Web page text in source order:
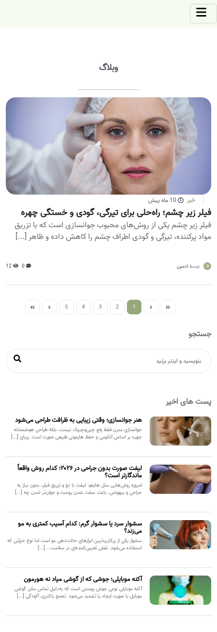
وبلاگ
خبر 10 ماه پیش
فیلر زیر چشم؛ راه‌حلی برای تیرگی، گودی و خستگی چهره
فیلر زیر چشم یکی از روش‌های محبوب جوانسازی است که با تزریق
مواد پرکننده، تیرگی و گودی اطراف چشم را کاهش داده و ظاهر [...]
a توسط ادمین 0
12
1
2
3
4
5
جستجو
پست های اخیر
هنر جوانسازی؛ وقتی زیبایی به ظرافت طراحی می‌شود
جوانسازی مدرن فقط رفع چین‌وچروک نیست، بلکه طراحی هوشمندانه
چهره بر اساس آناتومی و حفظ هارمونی طبیعی صورت است. زیبای [...]
لیفت صورت بدون جراحی در ۲۰۲۶؛ کدام روش واقعاً
ماندگارتر است؟
امروزه روش‌هایی مثل هایفو، لیفت با نخ و تزریق فیلر، بدون نیاز به
جراحی و بیهوشی، باعث سفت شدن پوست و جوان‌تر شدن چه [...]
سشوار سرد یا سشوار گرم: کدام آسیب کمتری به مو
می‌زند؟
سشوار یکی از پرکاربردترین ابزارهای حالت‌دهی مو است اما نوع حرارتی که
استفاده می‌شود، نقش تعیین‌کننده‌ای در سلامت... [...]
آکنه موبایلی؛ جوشی که از گوشی میاد نه هورمون
آکنه موبایلی نوعی جوش پوستی است که به‌دلیل تماس مکرر گوشی
موبایل با صورت ایجاد یا تشدید می‌شود. تجمع باکتری، آلودگی [...]